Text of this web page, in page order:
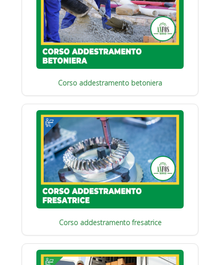
Corso addestramento betoniera
Corso addestramento fresatrice